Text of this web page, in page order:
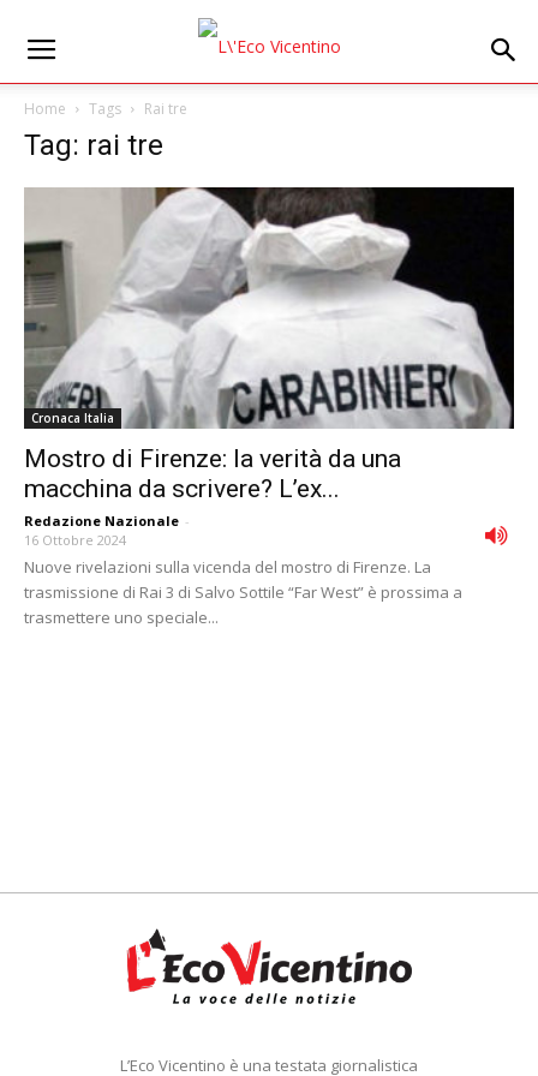
Home Tags Rai tre
Tag: rai tre
Cronaca Italia
Mostro di Firenze: la verità da una
macchina da scrivere? L’ex...
Redazione Nazionale -
16 Ottobre 2024
Nuove rivelazioni sulla vicenda del mostro di Firenze. La
trasmissione di Rai 3 di Salvo Sottile “Far West” è prossima a
trasmettere uno speciale...
L’Eco Vicentino è una testata giornalistica